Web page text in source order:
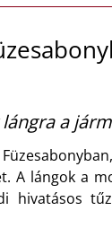
a
A lángok a
hivatásos